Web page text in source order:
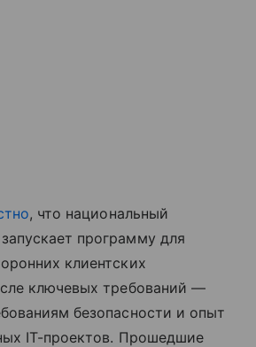
, что национальный
программу для
клиентских
ключевых требований —
безопасности и опыт
IT-проектов. Прошедшие